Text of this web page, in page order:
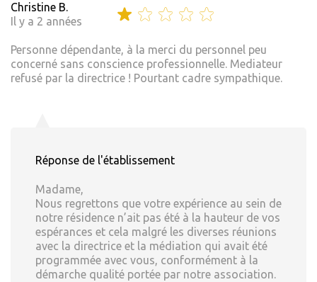
Christine B.
Il y a 2 années
Personne dépendante, à la merci du personnel peu
concerné sans conscience professionnelle. Mediateur
refusé par la directrice ! Pourtant cadre sympathique.
Réponse de l'établissement
Madame,
Nous regrettons que votre expérience au sein de
notre résidence n’ait pas été à la hauteur de vos
espérances et cela malgré les diverses réunions
avec la directrice et la médiation qui avait été
programmée avec vous, conformément à la
démarche qualité portée par notre association.